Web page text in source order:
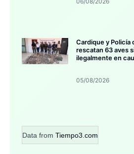
Cardique y Policía
rescatan 63 aves
ilegalmente en
05/08/2026
Data from Tiempo3.com